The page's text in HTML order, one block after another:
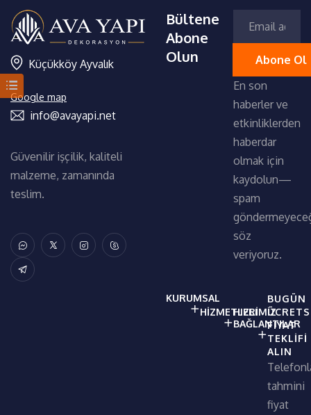
Küçükköy Ayvalık
Google map
info@avayapi.net
Güvenilir işçilik, kaliteli
malzeme, zamanında
teslim.
Bültene
Abone
Olun
En son
haberler ve
etkinliklerden
haberdar
olmak için
kaydolun—
spam
söz
veriyoruz.
KURUMSAL
HIZMETLERIMIZ
HIZLI
BAĞLANTILAR
BUGÜN
FIYAT
TEKLIFI
ALIN
tahmini
fiyat